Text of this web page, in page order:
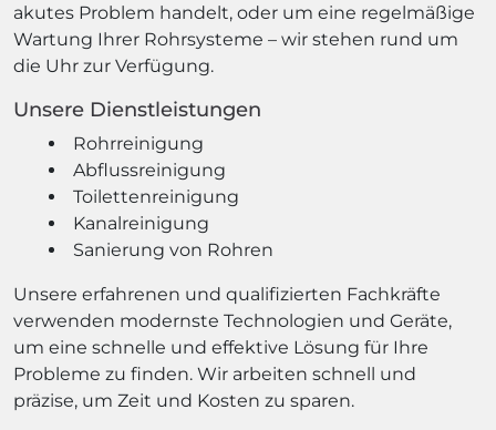
akutes Problem handelt, oder um eine regelmäßige
Wartung Ihrer Rohrsysteme – wir stehen rund um
die Uhr zur Verfügung.
Unsere Dienstleistungen
Rohrreinigung
Abflussreinigung
Toilettenreinigung
Kanalreinigung
Sanierung von Rohren
Unsere erfahrenen und qualifizierten Fachkräfte
verwenden modernste Technologien und Geräte,
um eine schnelle und effektive Lösung für Ihre
Probleme zu finden. Wir arbeiten schnell und
präzise, um Zeit und Kosten zu sparen.